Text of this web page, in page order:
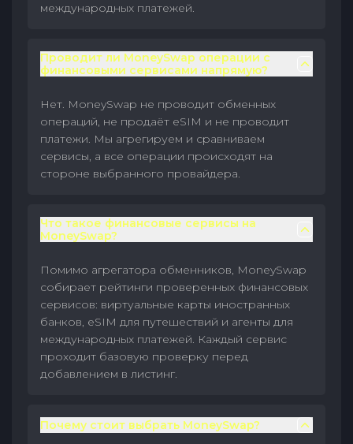
международных платежей.
Проводит ли MoneySwap операции с
финансовыми сервисами напрямую?
Нет. MoneySwap не проводит обменных
операций, не продаёт eSIM и не проводит
платежи. Мы агрегируем и сравниваем
сервисы, а все операции происходят на
стороне выбранного провайдера.
Что такое финансовые сервисы на
MoneySwap?
Помимо агрегатора обменников, MoneySwap
собирает рейтинги проверенных финансовых
сервисов: виртуальные карты иностранных
банков, eSIM для путешествий и агенты для
международных платежей. Каждый сервис
проходит базовую проверку перед
добавлением в листинг.
Почему стоит выбрать MoneySwap?